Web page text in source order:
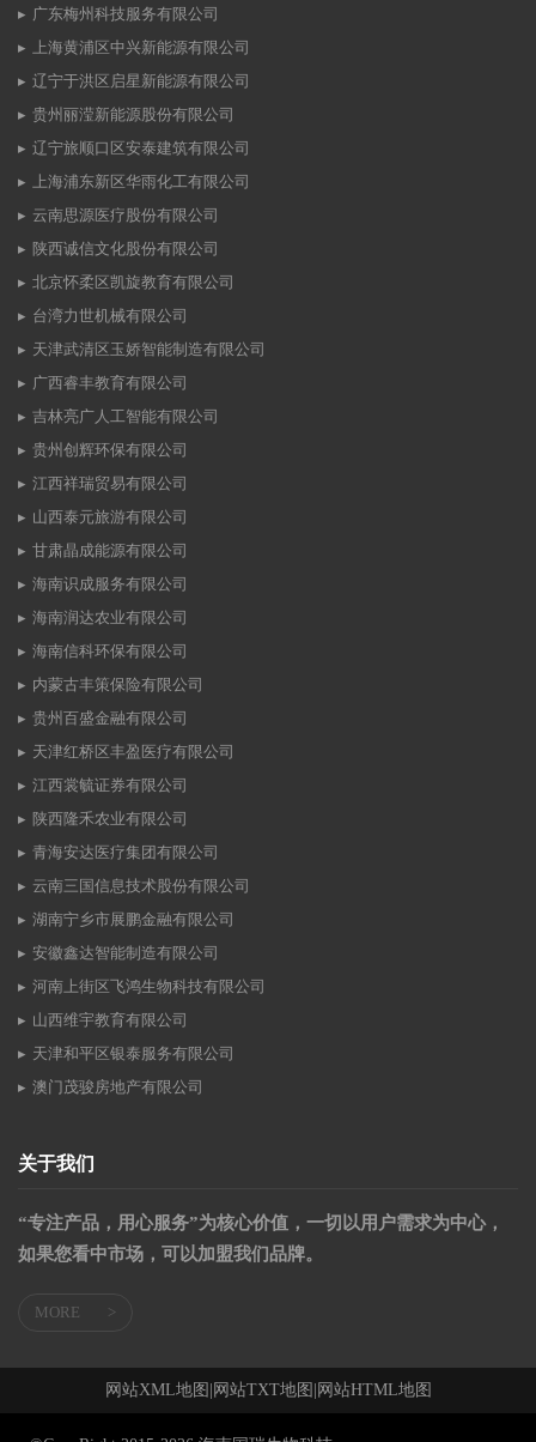
广东梅州科技服务有限公司
上海黄浦区中兴新能源有限公司
辽宁于洪区启星新能源有限公司
贵州丽滢新能源股份有限公司
辽宁旅顺口区安泰建筑有限公司
上海浦东新区华雨化工有限公司
云南思源医疗股份有限公司
陕西诚信文化股份有限公司
北京怀柔区凯旋教育有限公司
台湾力世机械有限公司
天津武清区玉娇智能制造有限公司
广西睿丰教育有限公司
吉林亮广人工智能有限公司
贵州创辉环保有限公司
江西祥瑞贸易有限公司
山西泰元旅游有限公司
甘肃晶成能源有限公司
海南识成服务有限公司
海南润达农业有限公司
海南信科环保有限公司
内蒙古丰策保险有限公司
贵州百盛金融有限公司
天津红桥区丰盈医疗有限公司
江西裳毓证券有限公司
陕西隆禾农业有限公司
青海安达医疗集团有限公司
云南三国信息技术股份有限公司
湖南宁乡市展鹏金融有限公司
安徽鑫达智能制造有限公司
河南上街区飞鸿生物科技有限公司
山西维宇教育有限公司
天津和平区银泰服务有限公司
澳门茂骏房地产有限公司
关于我们
“专注产品，用心服务”为核心价值，一切以用户需求为中心，
如果您看中市场，可以加盟我们品牌。
MORE >
网站XML地图 网站TXT地图 网站HTML地图